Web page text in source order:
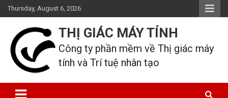
Skip
to
content
Thursday, August 6, 2026
THỊ GIÁC MÁY TÍNH
Công ty phần mềm về Thị giác máy
tính và Trí tuệ nhân tạo